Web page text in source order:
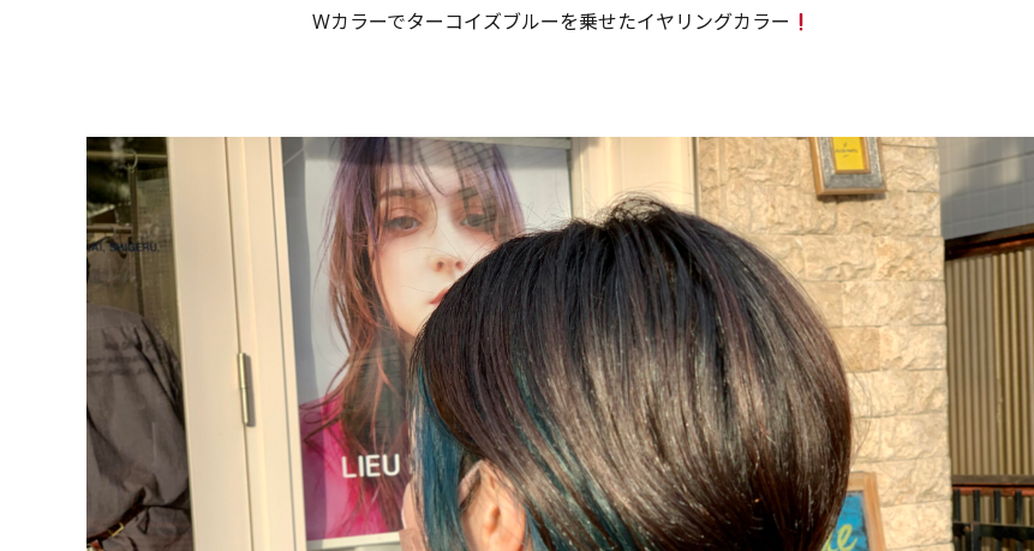
Wカラーでターコイズブルーを乗せたイヤリングカラー